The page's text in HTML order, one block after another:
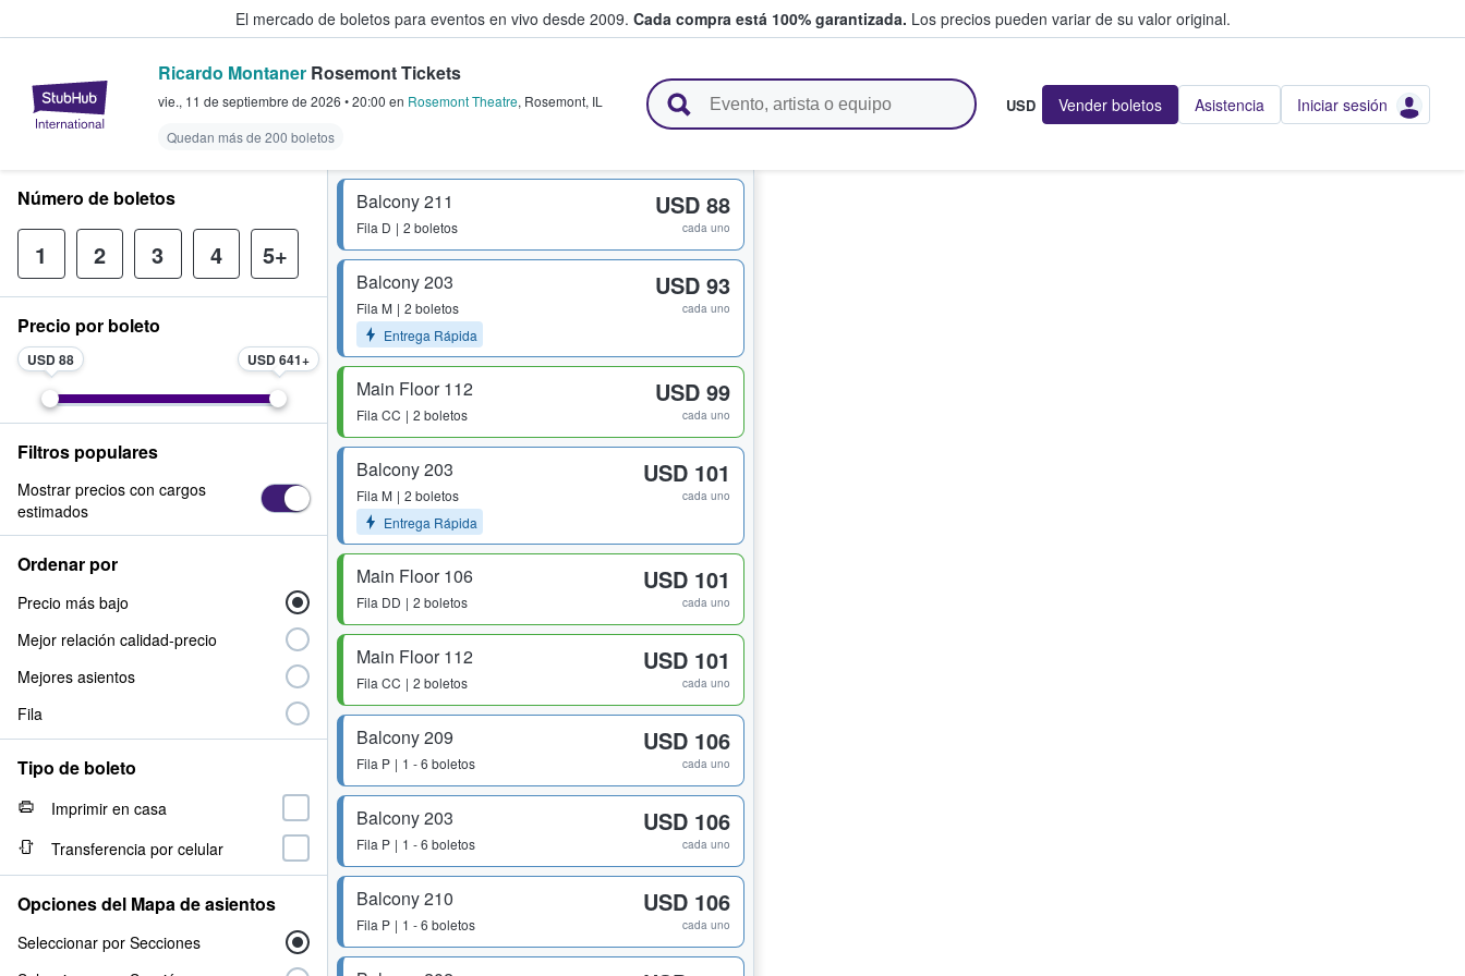
El mercado de boletos para eventos en vivo desde 2009. Cada compra está 100% garantizada. Los precios pueden variar de su valor original.
StubHub: donde los fans compran y venden boletos
Ricardo Montaner Rosemont Tickets
vie., 11 de septiembre de 2026 •20:00 en Rosemont Theatre, Rosemont, IL
Quedan más de 200 boletos
USD Vender boletos Asistencia Iniciar sesión
Balcony 211
Fila D 2 boletos
USD 88
cada uno
Balcony 203
Fila M
2 boletos
Entrega Rápida
USD 93
cada uno
Main Floor 112
Fila CC 2 boletos
USD 99
cada uno
Balcony 203
Fila M
2 boletos
Entrega Rápida
USD 101
cada uno
Main Floor 106
Fila DD 2 boletos
USD 101
cada uno
Main Floor 112
Fila CC 2 boletos
USD 101
cada uno
Balcony 209
Fila P 1 - 6 boletos
USD 106
cada uno
Balcony 203
Fila P 1 - 6 boletos
USD 106
cada uno
Balcony 210
Fila P 1 - 6 boletos
USD 106
cada uno
Número de boletos
1 2 3 4 5+
Precio por boleto
USD 88 USD 641
Filtros populares
Mostrar precios con cargos
estimados
Ordenar por
Precio más bajo
Mejor relación calidad-precio
Mejores asientos
Fila
Tipo de boleto
Imprimir en casa
Transferencia por celular
Opciones del Mapa de asientos
Seleccionar por Secciones